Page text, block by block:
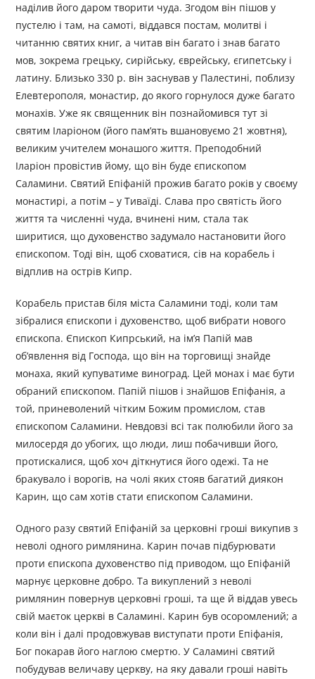
наділив його даром творити чуда. Згодом він пішов у
пустелю і там, на самоті, віддався постам, молитві і
читанню святих книг, а читав він багато і знав багато
мов, зокрема грецьку, сирійську, єврейську, єгипетську і
латину. Близько 330 р. він заснував у Палестині, поблизу
Елевтерополя, монастир, до якого горнулося дуже багато
монахів. Уже як священник він познайомився тут зі
святим Іларіоном (його пам’ять вшановуємо 21 жовтня),
великим учителем монашого життя. Преподобний
Іларіон провістив йому, що він буде єпископом
Саламини. Святий Епіфаній прожив багато років у своєму
монастирі, а потім – у Тиваїді. Слава про святість його
життя та численні чуда, вчинені ним, стала так
ширитися, що духовенство задумало настановити його
єпископом. Тоді він, щоб сховатися, сів на корабель і
відплив на острів Кипр.
Корабель пристав біля міста Саламини тоді, коли там
зібралися єпископи і духовенство, щоб вибрати нового
єпископа. Єпископ Кипрський, на ім’я Папій мав
об’явлення від Господа, що він на торговищі знайде
монаха, який купуватиме виноград. Цей монах і має бути
обраний єпископом. Папій пішов і знайшов Епіфанія, а
той, приневолений чітким Божим промислом, став
єпископом Саламини. Невдовзі всі так полюбили його за
милосердя до убогих, що люди, лиш побачивши його,
протискалися, щоб хоч діткнутися його одежі. Та не
бракувало і ворогів, на чолі яких стояв багатий диякон
Карин, що сам хотів стати єпископом Саламини.
Одного разу святий Епіфаній за церковні гроші викупив з
неволі одного римлянина. Карин почав підбурювати
проти єпископа духовенство під приводом, що Епіфаній
марнує церковне добро. Та викуплений з неволі
римлянин повернув церковні гроші, та ще й віддав увесь
свій маєток церкві в Саламині. Карин був осоромлений; а
коли він і далі продовжував виступати проти Епіфанія,
Бог покарав його наглою смертю. У Саламині святий
побудував величаву церкву, на яку давали гроші навіть